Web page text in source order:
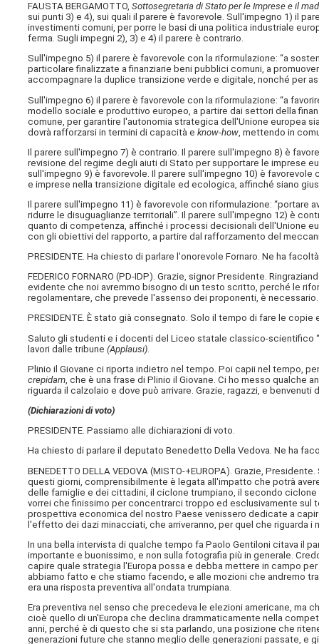
FAUSTA BERGAMOTTO, Sottosegretaria di Stato per le Imprese e il
sui punti 3) e 4), sui quali il parere è favorevole. Sull'impegno 1) il
investimenti comuni, per porre le basi di una politica industriale
ferma. Sugli impegni 2), 3) e 4) il parere è contrario.
Sull'impegno 5) il parere è favorevole con la riformulazione: “a
particolare finalizzate a finanziarie beni pubblici comuni, a
accompagnare la duplice transizione verde e digitale, nonché per
Sull'impegno 6) il parere è favorevole con la riformulazione: “a
modello sociale e produttivo europeo, a partire dai settori della
comune, per garantire l'autonomia strategica dell'Unione europea
dovrà rafforzarsi in termini di capacità eknow-how , mettendo in
Il parere sull'impegno 7) è contrario. Il parere sull'impegno 8) è
revisione del regime degli aiuti di Stato per supportare le imprese
sull'impegno 9) è favorevole. Il parere sull'impegno 10) è
e imprese nella transizione digitale ed ecologica, affinché siano
Il parere sull'impegno 11) è favorevole con riformulazione:
ridurre le disuguaglianze territoriali”. Il parere sull'impegno 12) è
quanto di competenza, affinché i processi decisionali dell'Unione
con gli obiettivi del rapporto, a partire dal rafforzamento del
PRESIDENTE. Ha chiesto di parlare l'onorevole Fornaro. Ne ha
FEDERICO FORNARO (PD-IDP). Grazie, signor Presidente.
evidente che noi avremmo bisogno di un testo scritto, perché le
regolamentare, che prevede l'assenso dei proponenti, è necessario.
PRESIDENTE. È stato già consegnato. Solo il tempo di fare le copie
Saluto gli studenti e i docenti del Liceo statale classico-scientifico
lavori dalle tribune(Applausi)
Plinio il Giovane ci riporta indietro nel tempo. Poi capii nel tempo,
crepidam , che è una frase di Plinio il Giovane. Ci ho messo
riguarda il calzolaio e dove può arrivare. Grazie, ragazzi, e benvenuti
(Dichiarazioni di voto)
PRESIDENTE. Passiamo alle dichiarazioni di voto.
Ha chiesto di parlare il deputato Benedetto Della Vedova. Ne ha
BENEDETTO DELLA VEDOVA (MISTO-+EUROPA). Grazie,
questi giorni, comprensibilmente è legata all'impatto che potrà
delle famiglie e dei cittadini, il ciclone trumpiano, il secondo
vorrei che finissimo per concentrarci troppo ed esclusivamente
prospettiva economica del nostro Paese venissero dedicate a
l'effetto dei dazi minacciati, che arriveranno, per quel che riguarda
In una bella intervista di qualche tempo fa Paolo Gentiloni citava il
importante e buonissimo, e non sulla fotografia più in generale.
capire quale strategia l'Europa possa e debba mettere in campo
abbiamo fatto e che stiamo facendo, e alle mozioni che andremo
era una risposta preventiva all'ondata trumpiana.
Era preventiva nel senso che precedeva le elezioni americane, ma
cioè quello di un'Europa che declina drammaticamente nella
anni, perché è di questo che si sta parlando, una posizione che
generazioni future che stanno meglio delle generazioni passate, e